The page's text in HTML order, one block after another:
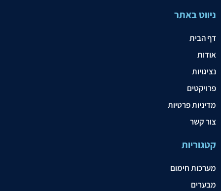
ניווט באתר
דף הבית
אודות
נציגויות
פרויקטים
מדיניות פרטיות
צור קשר
קטגוריות
מערכות חימום
מבערים